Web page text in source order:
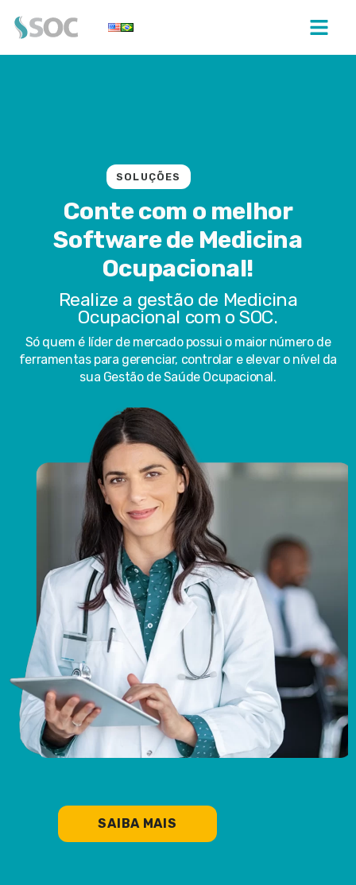
SOLUÇÕES
Conte com o melhor
Software de Medicina
Ocupacional!
Realize a gestão de Medicina
Ocupacional com o SOC.
Só quem é líder de mercado possui o maior número de
ferramentas para gerenciar, controlar e elevar o nível da
sua Gestão de Saúde Ocupacional.
SAIBA MAIS